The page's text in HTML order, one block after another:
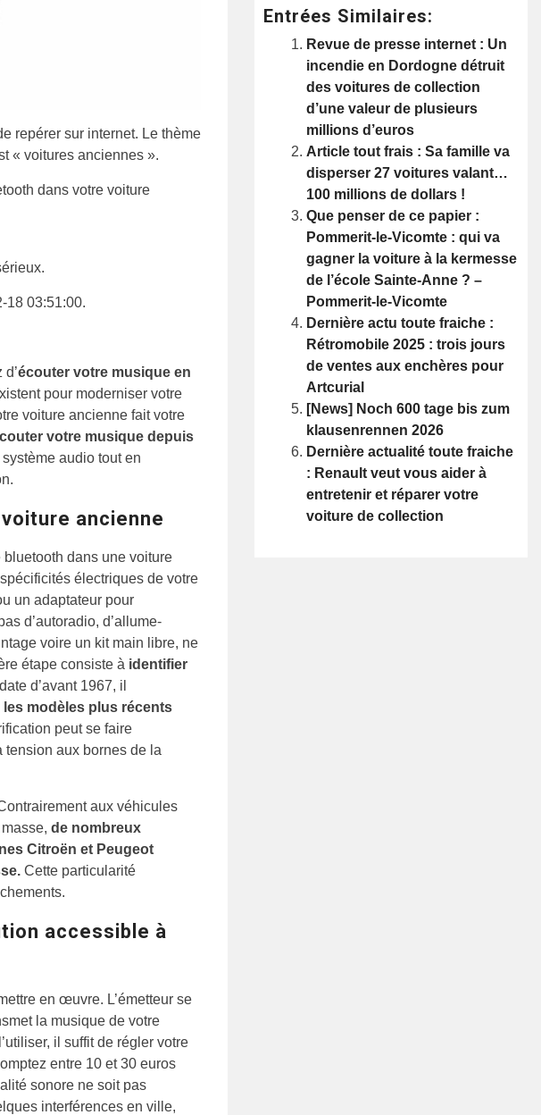
repérer sur internet. Le thème
« voitures anciennes ».
dans votre voiture
18 03:51:00.
écouter votre musique en
pour moderniser votre
voiture ancienne fait votre
votre musique depuis
audio tout en
ancienne
bluetooth dans une voiture
électriques de votre
un adaptateur pour
d’autoradio, d’allume-
voire un kit main libre, ne
étape consiste à identifier
d’avant 1967, il
modèles plus récents
peut se faire
tension aux bornes de la
aux véhicules
de nombreux
Citroën et Peugeot
Cette particularité
accessible à
en œuvre. L’émetteur se
la musique de votre
il suffit de régler votre
entre 10 et 30 euros
sonore ne soit pas
interférences en ville,
Entrées Similaires:
Revue de presse internet : Un
incendie en Dordogne détruit
des voitures de collection
d’une valeur de plusieurs
millions d’euros
Article tout frais : Sa famille va
disperser 27 voitures valant…
100 millions de dollars !
Que penser de ce papier :
Pommerit-le-Vicomte : qui va
gagner la voiture à la kermesse
de l’école Sainte-Anne ? –
Pommerit-le-Vicomte
Dernière actu toute fraiche :
Rétromobile 2025 : trois jours
de ventes aux enchères pour
Artcurial
[News] Noch 600 tage bis zum
klausenrennen 2026
Dernière actualité toute fraiche
: Renault veut vous aider à
entretenir et réparer votre
voiture de collection